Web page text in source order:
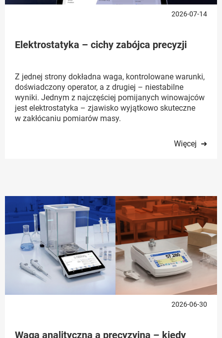
2026-07-14
Elektrostatyka – cichy zabójca precyzji
Z jednej strony dokładna waga, kontrolowane warunki,
doświadczony operator, a z drugiej – niestabilne
wyniki. Jednym z najczęściej pomijanych winowajców
jest elektrostatyka – zjawisko wyjątkowo skuteczne
w zakłócaniu pomiarów masy.
Więcej ➜
2026-06-30
Waga analityczna a precyzyjna – kiedy